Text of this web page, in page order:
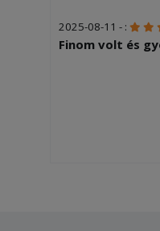
2025-08-11 - :
Finom volt és